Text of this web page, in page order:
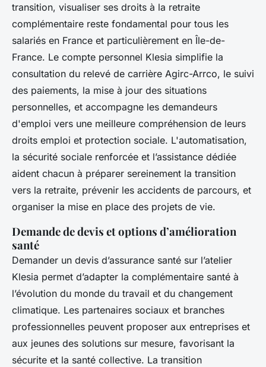
transition, visualiser ses droits à la retraite
complémentaire reste fondamental pour tous les
salariés en France et particulièrement en Île-de-
France. Le compte personnel Klesia simplifie la
consultation du relevé de carrière Agirc-Arrco, le suivi
des paiements, la mise à jour des situations
personnelles, et accompagne les demandeurs
d'emploi vers une meilleure compréhension de leurs
droits emploi et protection sociale. L'automatisation,
la sécurité sociale renforcée et l’assistance dédiée
aident chacun à préparer sereinement la transition
vers la retraite, prévenir les accidents de parcours, et
organiser la mise en place des projets de vie.
Demande de devis et options d’amélioration
santé
Demander un devis d’assurance santé sur l’atelier
Klesia permet d’adapter la complémentaire santé à
l’évolution du monde du travail et du changement
climatique. Les partenaires sociaux et branches
professionnelles peuvent proposer aux entreprises et
aux jeunes des solutions sur mesure, favorisant la
sécurite et la santé collective. La transition